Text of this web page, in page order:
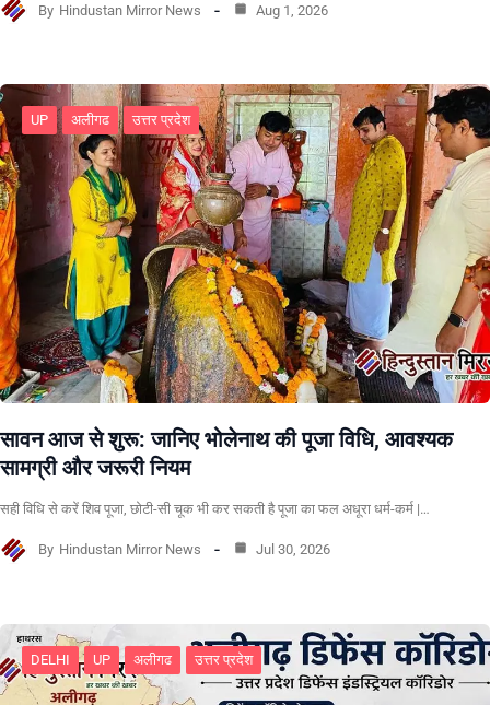
By Hindustan Mirror News Aug 1, 2026
UP अलीगढ उत्तर प्रदेश
सावन आज से शुरू: जानिए भोलेनाथ की पूजा विधि, आवश्यक
सामग्री और जरूरी नियम
सही विधि से करें शिव पूजा, छोटी-सी चूक भी कर सकती है पूजा का फल अधूरा धर्म-कर्म |…
By Hindustan Mirror News Jul 30, 2026
DELHI UP अलीगढ उत्तर प्रदेश